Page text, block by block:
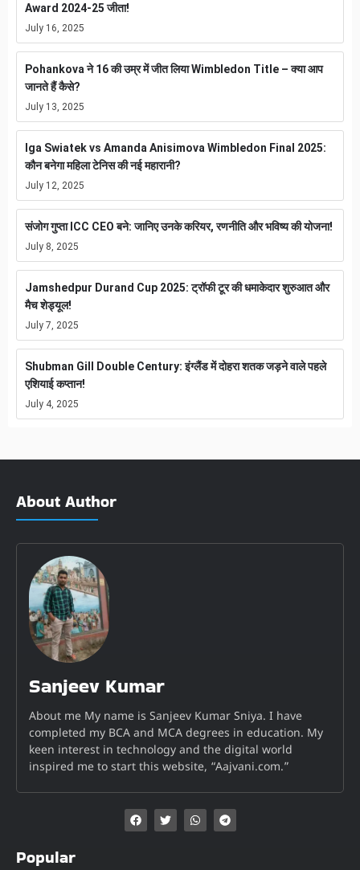
Award 2024-25 जीता!
July 16, 2025
Pohankova ने 16 की उम्र में जीत लिया Wimbledon Title – क्या आप
जानते हैं कैसे?
July 13, 2025
Iga Swiatek vs Amanda Anisimova Wimbledon Final 2025:
कौन बनेगा महिला टेनिस की नई महारानी?
July 12, 2025
संजोग गुप्ता ICC CEO बने: जानिए उनके करियर, रणनीति और भविष्य की योजना!
July 8, 2025
Jamshedpur Durand Cup 2025: ट्रॉफी टूर की धमाकेदार शुरुआत और
मैच शेड्यूल!
July 7, 2025
Shubman Gill Double Century: इंग्लैंड में दोहरा शतक जड़ने वाले पहले
एशियाई कप्तान!
July 4, 2025
About Author
Sanjeev Kumar
About me My name is Sanjeev Kumar Sniya. I have
completed my BCA and MCA degrees in education. My
keen interest in technology and the digital world
inspired me to start this website, “Aajvani.com.”
Popular